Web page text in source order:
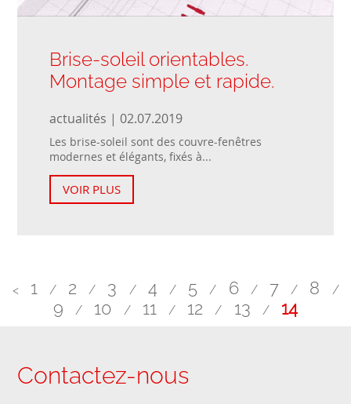
Brise-soleil orientables.
Montage simple et rapide.
actualités | 02.07.2019
Les brise-soleil sont des couvre-fenêtres
modernes et élégants, fixés à...
VOIR PLUS
< 1 / 2 / 3 / 4 / 5 / 6 / 7 / 8 /
9 / 10 / 11 / 12 / 13 / 14
Contactez-nous